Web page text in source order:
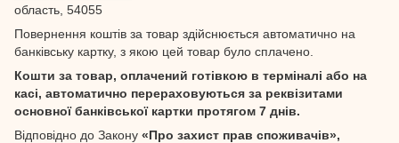
область, 54055
Повернення коштів за товар здійснюється автоматично на
банківську картку, з якою цей товар було сплачено.
Кошти за товар, оплачений готівкою в терміналі або на
касі, автоматично перераховуються за реквізитами
основної банківської картки протягом 7 днів.
Відповідно до Закону «Про захист прав споживачів»,